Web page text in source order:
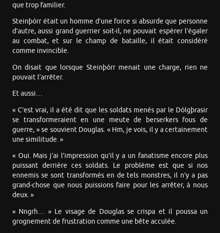
que trop familier.
Steinþórr était un homme d’une force si absurde que personne
d’autre, aussi grand guerrier soit-il, ne pouvait espérer l’égaler
au combat, et sur le champ de bataille, il était considéré
comme invincible.
On disait que lorsque Steinþórr menait une charge, rien ne
pouvait l’arrêter.
Et aussi…
« C’est vrai, il a été dit que les soldats menés par le Dólgþrasir
se transformeraient en une meute de berserkers fous de
guerre, » se souvient Douglas. « Hm, je vois, il y a certainement
une similitude. »
« Oui. Mais j’ai l’impression qu’il y a un fanatisme encore plus
puissant derrière ces soldats. Le problème est que si nos
ennemis se sont transformés en de tels monstres, il n’y a pas
grand-chose que nous puissions faire pour les arrêter, à nous
deux. »
« Nngrh… » Le visage de Douglas se crispa et il poussa un
grognement de frustration comme une bête acculée.